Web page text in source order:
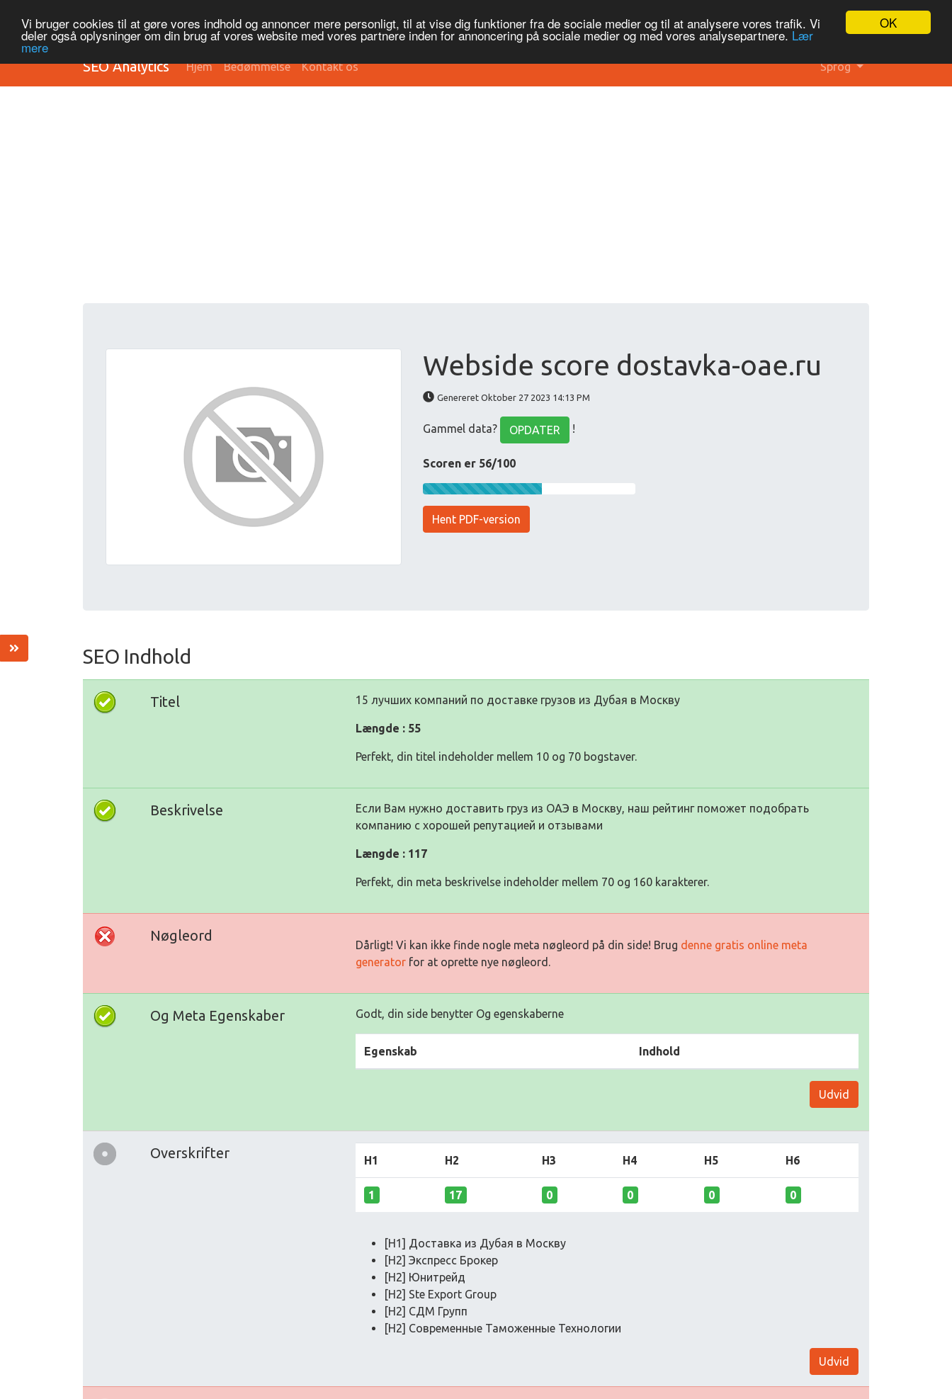
OK
Vi bruger cookies til at gøre vores indhold og annoncer mere personligt, til at vise dig funktioner fra de sociale medier og til at analysere vores trafik. Vi
deler også oplysninger om din brug af vores website med vores partnere inden for annoncering på sociale medier og med vores analysepartnere. Lær
mere
SEO Analytics Hjem Bedømmelse Kontakt os Sprog
Webside score dostavka-oae.ru
Genereret Oktober 27 2023 14:13 PM
Gammel data? OPDATER !
Scoren er 56/100
Hent PDF-version
SEO Indhold
Titel 15 лучших компаний по доставке грузов из Дубая в Москву
Længde : 55
Perfekt, din titel indeholder mellem 10 og 70 bogstaver.
Beskrivelse
Если Вам нужно доставить груз из ОАЭ в Москву, наш рейтинг поможет подобрать
компанию с хорошей репутацией и отзывами
Længde : 117
Perfekt, din meta beskrivelse indeholder mellem 70 og 160 karakterer.
Nøgleord
Dårligt! Vi kan ikke finde nogle meta nøgleord på din side! Brug denne gratis online meta
generator for at oprette nye nøgleord.
Og Meta Egenskaber Godt, din side benytter Og egenskaberne
Egenskab Indhold
Udvid
Overskrifter H1 H2 H3 H4 H5 H6
1 17 0 0 0 0
[H1] Доставка из Дубая в Москву
[H2] Экспресс Брокер
[H2] Юнитрейд
[H2] Ste Export Group
[H2] СДМ Групп
[H2] Современные Таможенные Технологии
Udvid